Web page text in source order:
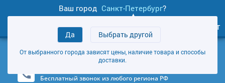
Ваш город Санкт-Петербург?
Да Выбрать другой
От выбранного города зависят цены, наличие товара и способы
доставки.
товаров
Личный кабинет
+7 (921) 949 89 89
Магазин и склад в Санкт-Петербурге (Карта)
Бесплатный звонок из любого региона РФ